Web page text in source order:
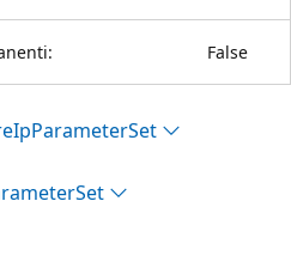
False
IpParameterSet
Set